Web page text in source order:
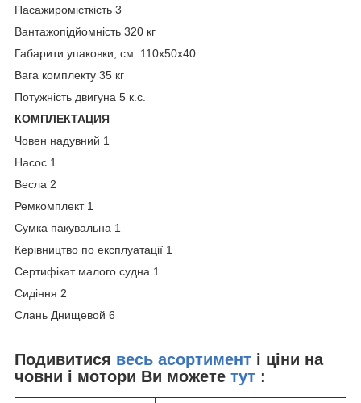
Пасажиромісткість 3
Вантажопідйомність 320 кг
Габарити упаковки, см. 110х50х40
Вага комплекту 35 кг
Потужність двигуна 5 к.с.
КОМПЛЕКТАЦИЯ
Човен надувний 1
Насос 1
Весла 2
Ремкомплект 1
Сумка пакувальна 1
Керівництво по експлуатації 1
Сертифікат малого судна 1
Сидіння 2
Слань Днищевой 6
Подивитися весь асортимент і ціни на
човни і мотори Ви можете тут :